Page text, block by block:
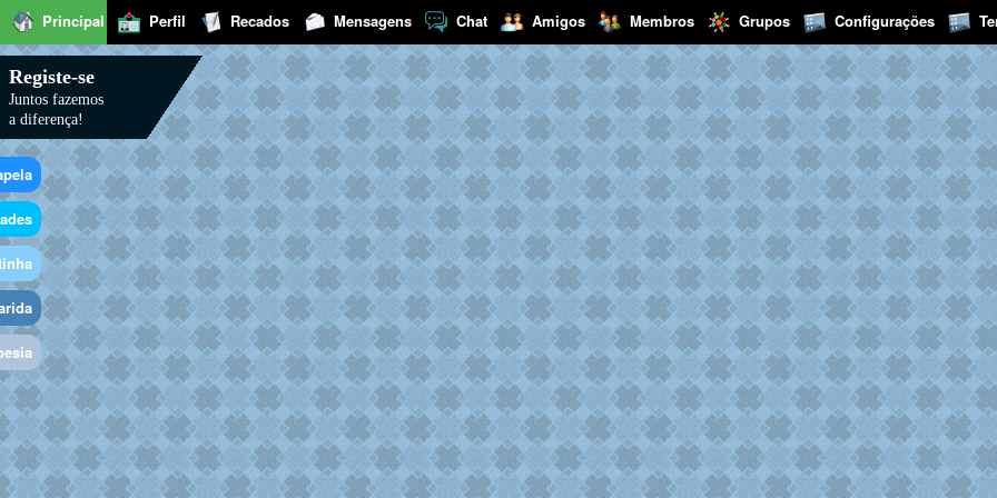
Principal Perfil Recados Mensagens Chat Amigos Membros Grupos Configurações
Registe-se
Juntos fazemos
a diferença!